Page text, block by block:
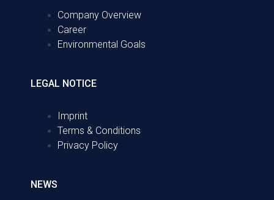
Company Overview
Career
Environmental Goals
LEGAL NOTICE
Imprint
Terms & Conditions
Privacy Policy
NEWS